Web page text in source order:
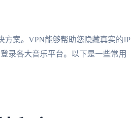
方案。VPN能够帮助您隐藏真实的IP
录各大音乐平台。以下是一些常用